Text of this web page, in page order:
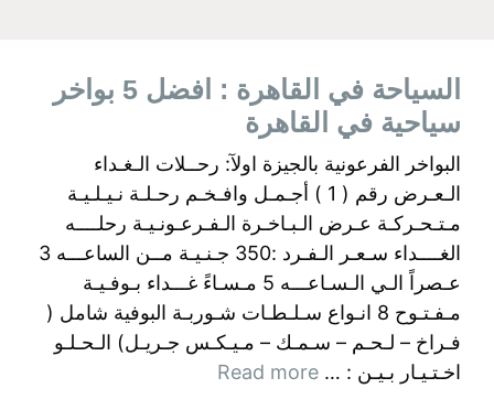
السياحة في القاهرة : افضل 5 بواخر
سياحية في القاهرة
البواخر الفرعونية بالجيزة اولآ: رحــلات الـغـداء
الـعـرض رقم ( 1 ) أجـمـل وافـخـم رحـلـة نـيـلـيـة
مـتـحـركـة عـرض الـبـاخـرة الـفـرعـونـيـة رحلــــه
الغــــداء سـعـر الـفـرد :350 جـنـيـة مــن الساعـــه 3
عـصراً الـي الـسـاعـــه 5 مـسـاءً غـــداء بـوفـيـة
مـفـتـوح 8 انـواع سـلـطـات شـوربـة البوفية شامل (
فـراخ – لـحـم – سـمـك – مـيـكـس جـريـل) الـحـلـو
اخـتـيـار بـيـن : … Read more